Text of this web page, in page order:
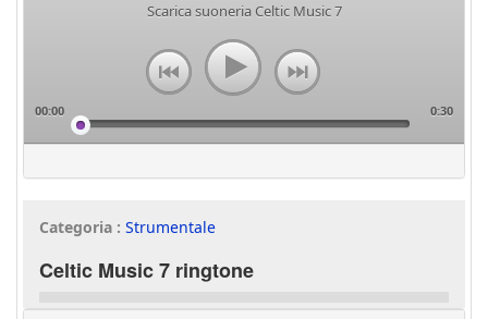
Scarica suoneria Celtic Music 7
00:00 0:30
Categoria : Strumentale
Celtic Music 7 ringtone